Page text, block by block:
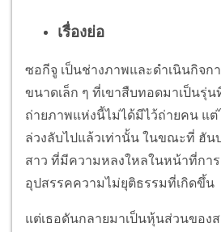
เรื่องย่อ
ซอกีจู เป็นช่างภาพและดำเนินกิจก
ขนาดเล็ก ๆ ที่เขาสืบทอดมาเป็นรุ่น
ถ่ายภาพแห่งนี้ไม่ได้มีไว้ถ่ายคน แ
ล่วงลับไปแล้วเท่านั้น ในขณะที่ ฮัน
สาว ที่มีความหลงใหลในหน้าที่กา
อุปสรรคความไม่ยุติธรรมที่เกิดขึ้น
แต่เธอดันกลายมาเป็นหุ้นส่วนของ